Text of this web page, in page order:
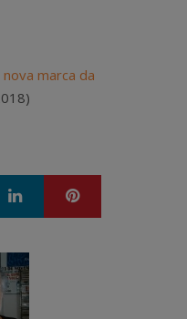
marca da
LinkedIn